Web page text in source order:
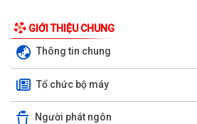
GIỚI THIỆU CHUNG
Thông tin chung
Tổ chức bộ máy
Người phát ngôn